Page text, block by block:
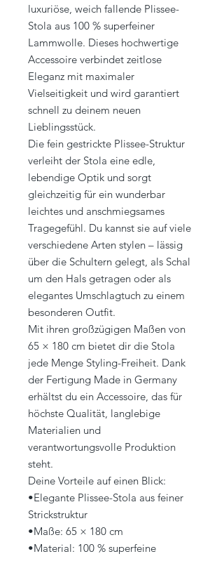
luxuriöse, weich fallende Plissee-
Stola aus 100 % superfeiner
Lammwolle. Dieses hochwertige
Accessoire verbindet zeitlose
Eleganz mit maximaler
Vielseitigkeit und wird garantiert
schnell zu deinem neuen
Lieblingsstück.
Die fein gestrickte Plissee-Struktur
verleiht der Stola eine edle,
lebendige Optik und sorgt
gleichzeitig für ein wunderbar
leichtes und anschmiegsames
Tragegefühl. Du kannst sie auf viele
verschiedene Arten stylen – lässig
über die Schultern gelegt, als Schal
um den Hals getragen oder als
elegantes Umschlagtuch zu einem
besonderen Outfit.
Mit ihren großzügigen Maßen von
65 × 180 cm bietet dir die Stola
jede Menge Styling-Freiheit. Dank
der Fertigung Made in Germany
erhältst du ein Accessoire, das für
höchste Qualität, langlebige
Materialien und
verantwortungsvolle Produktion
steht.
Deine Vorteile auf einen Blick:
•Elegante Plissee-Stola aus feiner
Strickstruktur
•Maße: 65 × 180 cm
•Material: 100 % superfeine